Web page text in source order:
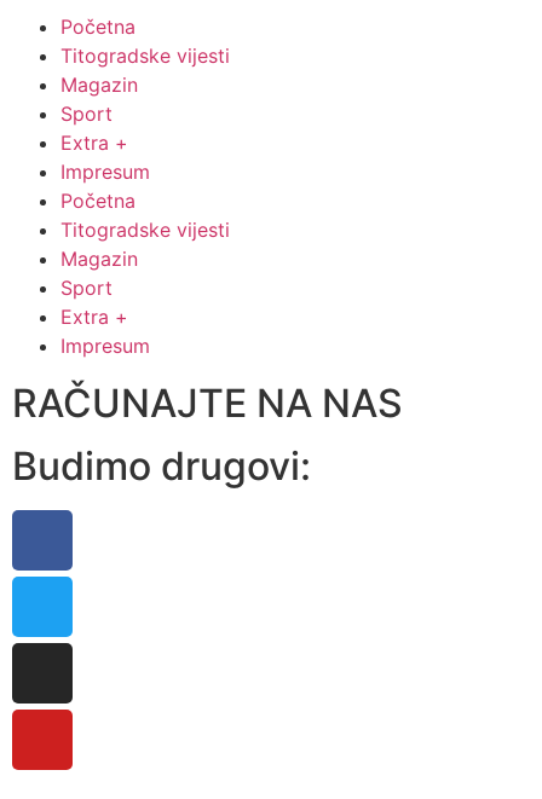
Početna
Titogradske vijesti
Magazin
Sport
Extra +
Impresum
Početna
Titogradske vijesti
Magazin
Sport
Extra +
Impresum
RAČUNAJTE NA NAS
Budimo drugovi: